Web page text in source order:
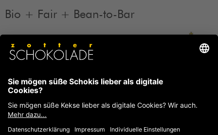
Bio + Fair + Bean-to-Bar
Informationen